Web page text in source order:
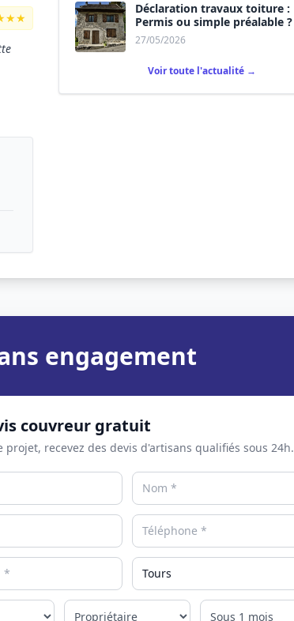
Déclaration travaux toiture :
Permis ou simple préalable ?
27/05/2026
Voir toute l'actualité →
engagement
couvreur gratuit
projet, recevez des devis d'artisans qualifiés sous 24h.